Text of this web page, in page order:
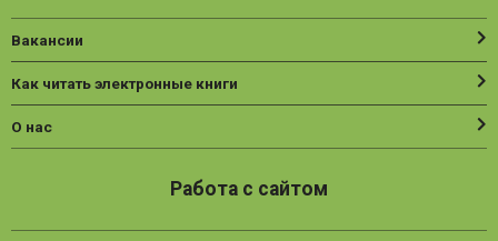
Вакансии
Как читать электронные книги
О нас
Работа с сайтом